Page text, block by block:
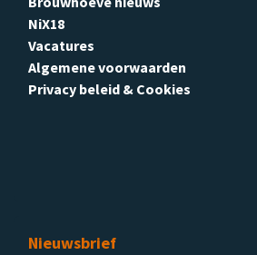
NiX18
Vacatures
Algemene voorwaarden
Privacy beleid & Cookies
Nieuwsbrief